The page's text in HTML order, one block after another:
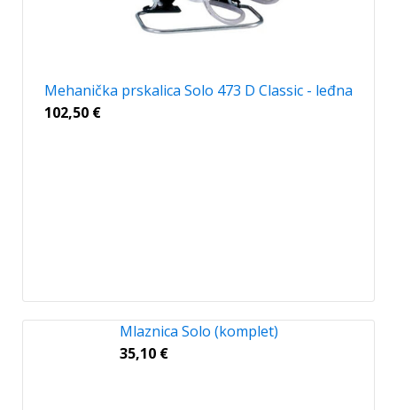
Mehanička prskalica Solo 473 D Classic - leđna
102,50 €
Mlaznica Solo (komplet)
35,10 €